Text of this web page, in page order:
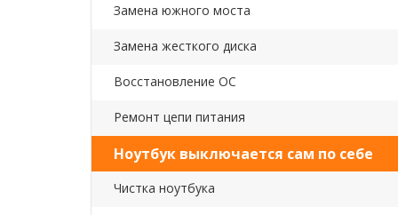
Замена южного моста
Замена жесткого диска
Восстановление ОС
Ремонт цепи питания
Ноутбук выключается сам по себе
Чистка ноутбука